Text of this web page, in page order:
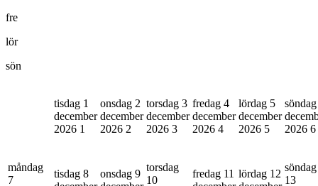
fre
lör
sön
tisdag 1
december
2026 1
onsdag 2
december
2026 2
torsdag 3
december
2026 3
fredag 4
december
2026 4
lördag 5
december
2026 5
2026 6
måndag
7
tisdag 8
onsdag 9
torsdag
10
fredag 11 lördag 12
söndag
13